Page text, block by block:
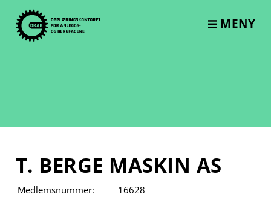
content
MENY
T. BERGE MASKIN AS
Medlemsnummer:
16628